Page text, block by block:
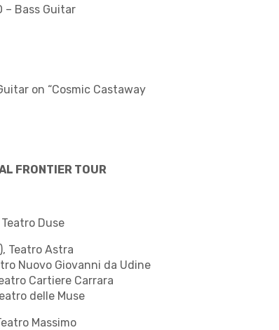
– Bass Guitar
on “Cosmic Castaway
FRONTIER TOUR
Teatro Duse
Teatro Astra
Nuovo Giovanni da Udine
Cartiere Carrara
delle Muse
Massimo